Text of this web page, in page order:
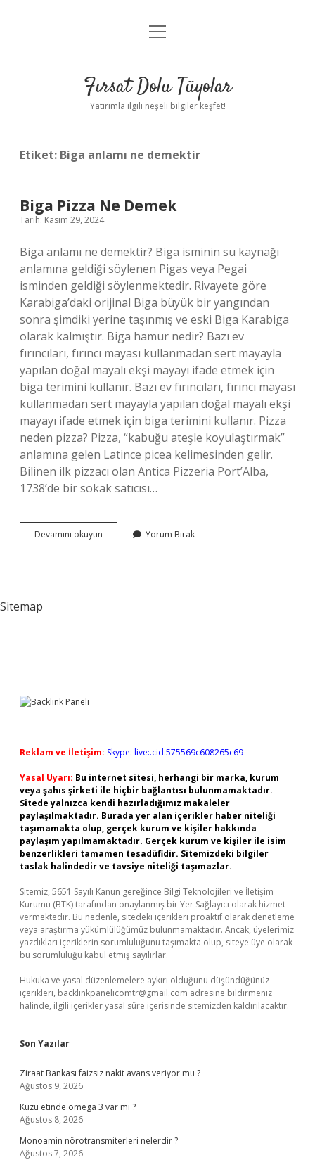
Gizlilik Politikası
Yasal Uyarı
menüyü
Fırsat Dolu Tüyolar
Yatırımla ilgili neşeli bilgiler keşfet!
Etiket: Biga anlamı ne demektir
Biga Pizza Ne Demek
Tarih: Kasım 29, 2024
Biga anlamı ne demektir? Biga isminin su kaynağı
anlamına geldiği söylenen Pigas veya Pegai
isminden geldiği söylenmektedir. Rivayete göre
Karabiga’daki orijinal Biga büyük bir yangından
sonra şimdiki yerine taşınmış ve eski Biga Karabiga
olarak kalmıştır. Biga hamur nedir? Bazı ev
fırıncıları, fırıncı mayası kullanmadan sert mayayla
yapılan doğal mayalı ekşi mayayı ifade etmek için
biga terimini kullanır. Bazı ev fırıncıları, fırıncı mayası
kullanmadan sert mayayla yapılan doğal mayalı ekşi
mayayı ifade etmek için biga terimini kullanır. Pizza
neden pizza? Pizza, “kabuğu ateşle koyulaştırmak”
anlamına gelen Latince picea kelimesinden gelir.
Bilinen ilk pizzacı olan Antica Pizzeria Port’Alba,
1738’de bir sokak satıcısı…
Devamını okuyun
Pizza
Yorum Bırak
Sitemap
Sidebar
Reklam ve İletişim: Skype: live:.cid.575569c608265c69
Yasal Uyarı: Bu internet sitesi, herhangi bir marka, kurum
veya şahıs şirketi ile hiçbir bağlantısı bulunmamaktadır.
Sitede yalnızca kendi hazırladığımız makaleler
paylaşılmaktadır. Burada yer alan içerikler haber niteliği
taşımamakta olup, gerçek kurum ve kişiler hakkında
paylaşım yapılmamaktadır. Gerçek kurum ve kişiler ile isim
benzerlikleri tamamen tesadüfidir. Sitemizdeki bilgiler
taslak halindedir ve tavsiye niteliği taşımazlar.
Sitemiz, 5651 Sayılı Kanun gereğince Bilgi Teknolojileri ve İletişim
Kurumu (BTK) tarafından onaylanmış bir Yer Sağlayıcı olarak hizmet
vermektedir. Bu nedenle, sitedeki içerikleri proaktif olarak denetleme
veya araştırma yükümlülüğümüz bulunmamaktadır. Ancak, üyelerimiz
yazdıkları içeriklerin sorumluluğunu taşımakta olup, siteye üye olarak
bu sorumluluğu kabul etmiş sayılırlar.
Hukuka ve yasal düzenlemelere aykırı olduğunu düşündüğünüz
içerikleri, backlinkpanelicomtr@gmail.com adresine bildirmeniz
halinde, ilgili içerikler yasal süre içerisinde sitemizden kaldırılacaktır.
Son Yazılar
Ziraat Bankası faizsiz nakit avans veriyor mu ?
Ağustos 9, 2026
Kuzu etinde omega 3 var mı ?
Ağustos 8, 2026
Monoamin nörotransmiterleri nelerdir ?
Ağustos 7, 2026